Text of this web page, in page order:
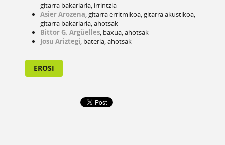
gitarra bakarlaria, irrintzia
Asier Arozena, gitarra erritmikoa, gitarra akustikoa,
gitarra bakarlaria, ahotsak
Bittor G. Argüelles, baxua, ahotsak
Josu Ariztegi, bateria, ahotsak
EROSI